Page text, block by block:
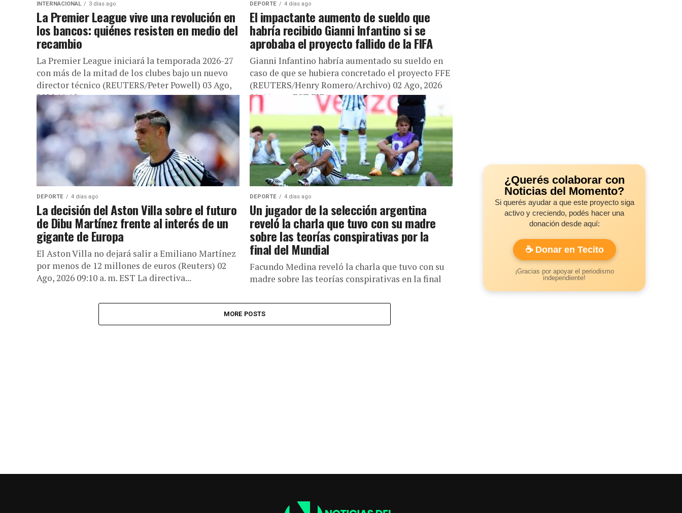
INTERNACIONAL 3 días ago
La Premier League vive una revolución en
los bancos: quiénes resisten en medio del
recambio
La Premier League iniciará la temporada 2026-27
con más de la mitad de los clubes bajo un nuevo
director técnico (REUTERS/Peter Powell) 03 Ago,
2026 11:10...
DEPORTE 4 días ago
El impactante aumento de sueldo que
habría recibido Gianni Infantino si se
aprobaba el proyecto fallido de la FIFA
Gianni Infantino habría aumentado su sueldo en
caso de que se hubiera concretado el proyecto FFE
(REUTERS/Henry Romero/Archivo) 02 Ago, 2026
01:44 p. m. EST FIFA...
DEPORTE 4 días ago
La decisión del Aston Villa sobre el futuro
de Dibu Martínez frente al interés de un
gigante de Europa
El Aston Villa no dejará salir a Emiliano Martínez
por menos de 12 millones de euros (Reuters) 02
Ago, 2026 09:10 a. m. EST La directiva...
DEPORTE 4 días ago
Un jugador de la selección argentina
reveló la charla que tuvo con su madre
sobre las teorías conspirativas por la
final del Mundial
Facundo Medina reveló la charla que tuvo con su
madre sobre las teorías conspirativas en la final
MORE POSTS
¿Querés colaborar con
Noticias del Momento?
Si querés ayudar a que este proyecto siga
activo y creciendo, podés hacer una
donación desde aquí:
☕ Donar en Tecito
¡Gracias por apoyar el periodismo
independiente!